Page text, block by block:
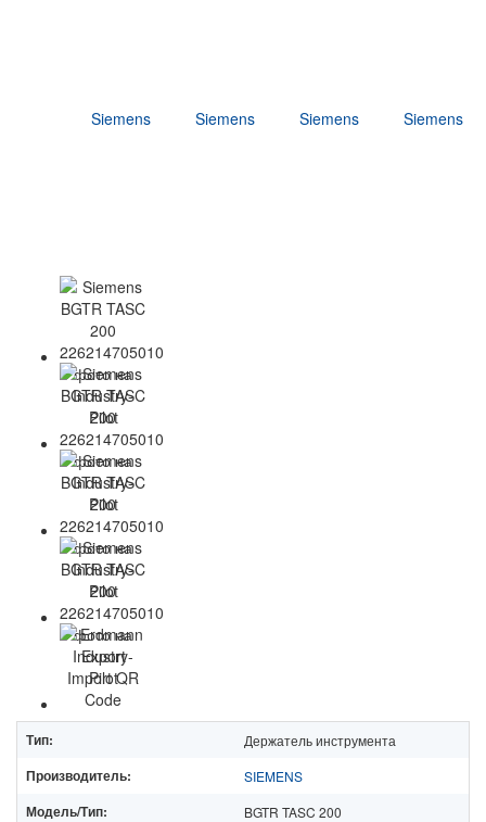
Тип: Держатель инструмента
Производитель: SIEMENS
Модель/Тип: BGTR TASC 200